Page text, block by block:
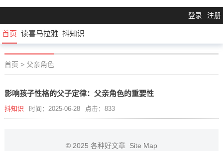
登录 注册
首页 读喜马拉雅 抖知识
首页 > 父亲角色
影响孩子性格的父子定律：父亲角色的重要性
抖知识 时间：2025-06-28 点击：833
© 2025 各种好文章 Site Map